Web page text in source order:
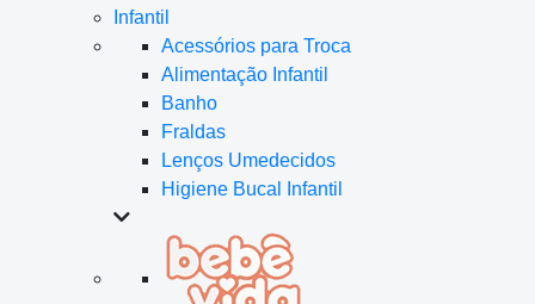
Infantil
Acessórios para Troca
Alimentação Infantil
Banho
Fraldas
Lenços Umedecidos
Higiene Bucal Infantil